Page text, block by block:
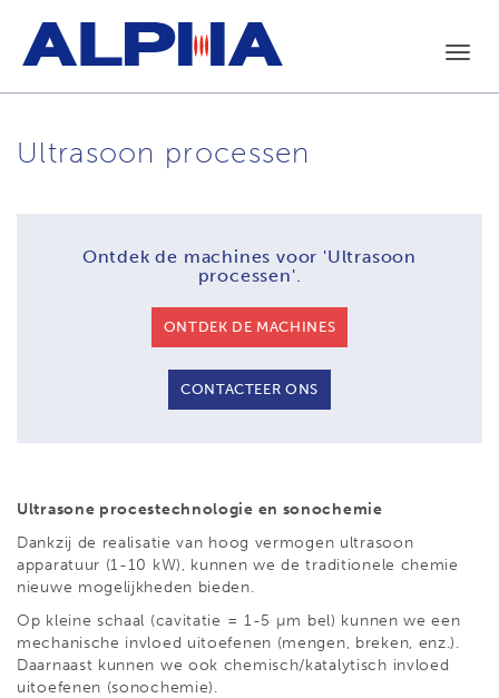
Ultrasoon processen
Ontdek de machines voor 'Ultrasoon
processen'.
ONTDEK DE MACHINES
CONTACTEER ONS
Ultrasone procestechnologie en sonochemie
Dankzij de realisatie van hoog vermogen ultrasoon
apparatuur (1-10 kW), kunnen we de traditionele chemie
nieuwe mogelijkheden bieden.
Op kleine schaal (cavitatie = 1-5 µm bel) kunnen we een
mechanische invloed uitoefenen (mengen, breken, enz.).
Daarnaast kunnen we ook chemisch/katalytisch invloed
uitoefenen (sonochemie).